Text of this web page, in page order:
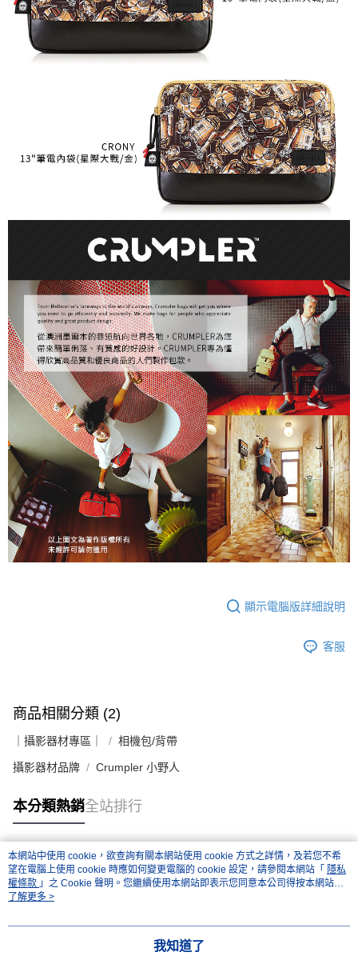
顯示電腦版詳細說明
客服
商品相關分類 (2)
｜攝影器材專區｜ 相機包/背帶
攝影器材品牌 Crumpler 小野人
本分類熱銷全站排行
熱門標籤
本網站中使用 cookie，欲查詢有關本網站使用 cookie 方式之詳情，及若您不希
望在電腦上使用 cookie 時應如何變更電腦的 cookie 設定，請參閱本網站「 隱私
權條款 」之 Cookie 聲明。您繼續使用本網站即表示您同意本公司得按本網站使
用條款之 Cookie 聲明使用 cookie。
了解更多 >
我知道了